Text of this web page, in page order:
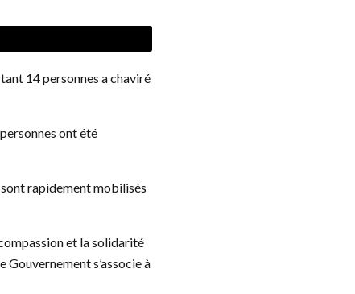
14 personnes a chaviré
ont été
sont rapidement mobilisés
et la solidarité
s’associe à